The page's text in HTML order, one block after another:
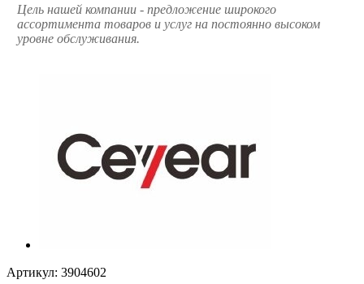
Цель нашей компании - предложение широкого
ассортимента товаров и услуг на постоянно высоком
уровне обслуживания.
Артикул: 3904602